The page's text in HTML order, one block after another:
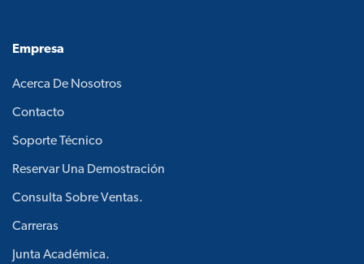
Empresa
Acerca De Nosotros
Contacto
Soporte Técnico
Reservar Una Demostración
Consulta Sobre Ventas.
Carreras
Junta Académica.